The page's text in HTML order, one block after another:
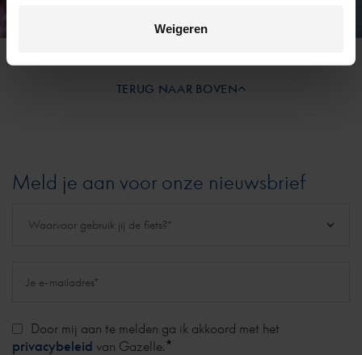
Weigeren
Meld je aan voor onze nieuwsbrief
Door mij aan te melden ga ik akkoord met het
privacybeleid van Gazelle.*
TERUG NAAR BOVEN